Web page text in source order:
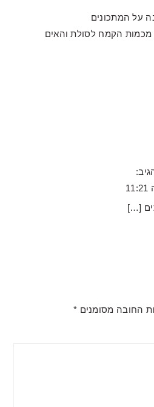
על המתכונים
הקמח לסולת והאים
[…]
החובה מסומנים *